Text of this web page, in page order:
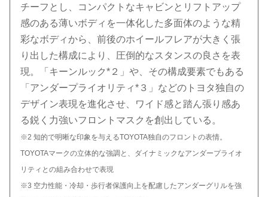
チーフとし、コンパクトなキャビンとリフトアップ
感のある薄いボディを一体化した多面体のような精
彩なボディから、前後のホイールフレアが大きく張
り出した構成により、圧倒的なスタンスの良さを表
現。「キーンルック*２」や、その構成要素でもある
「アンダープライオリティ*３」などのトヨタ独自の
デザイン表現を進化させ、ワイド感と踏ん張り感あ
る鋭く力強いフロントマスクを創出している。
※2 知的で明晰な印象を与えるTOYOTA独自のフロントの表情。
TOYOTAマークの立体的な強調と、ダイナミックなアンダープライオ
リティとの組み合わせで表現
※3 空力性能・冷却・歩行者保護向上を配慮したアンダーグリルを強